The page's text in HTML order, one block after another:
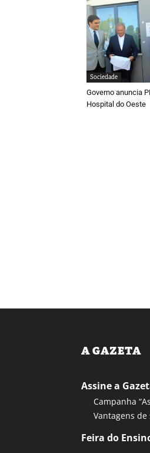
Sociedade
Governo anuncia
Hospital do Oeste
A GAZETA
Assine a
Campanha
Vantagens
Feira do